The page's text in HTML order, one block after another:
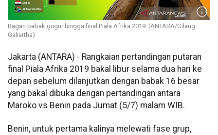
Bagan babak gugur hingga final Piala Afrika 2019. (ANTARA/Gilang
Galiartha)
Jakarta (ANTARA) - Rangkaian pertandingan putaran
final Piala Afrika 2019 bakal libur selama dua hari ke
depan sebelum dilanjutkan dengan babak 16 besar
yang bakal dibuka dengan pertandingan antara
Maroko vs Benin pada Jumat (5/7) malam WIB.
Benin, untuk pertama kalinya melewati fase grup,